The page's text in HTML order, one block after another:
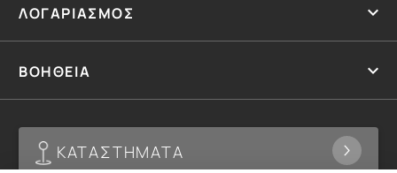
ΚΑΤΑΣΤΗΜΑΤΑ
ΒΟΗΘΕΙΑ 
ΛΟΓΑΡΙΑΣΜΟΣ 